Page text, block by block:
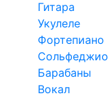
Гитара
Укулеле
Фортепиано
Сольфеджио
Барабаны
Вокал